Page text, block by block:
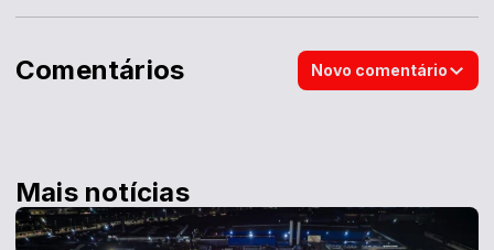
Comentários Novo comentário
Mais notícias